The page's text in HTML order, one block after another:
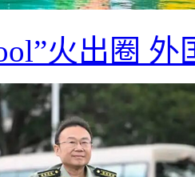
火出圈